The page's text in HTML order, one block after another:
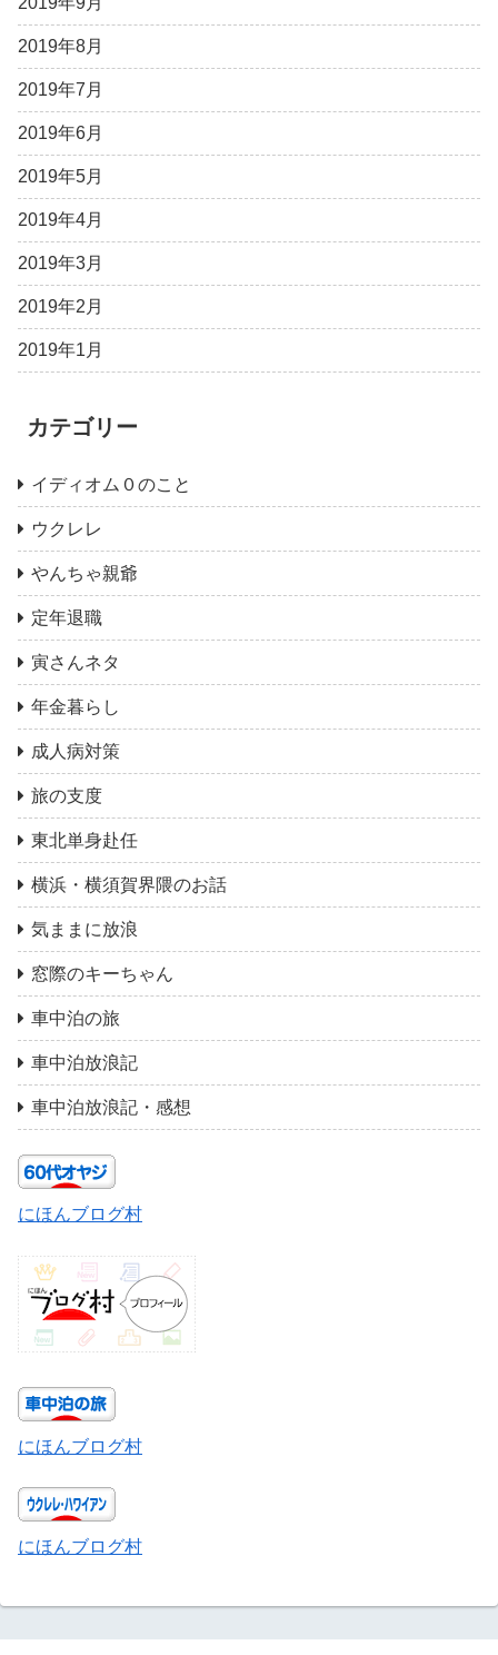
2019年8月
2019年7月
2019年6月
2019年5月
2019年4月
2019年3月
2019年2月
2019年1月
カテゴリー
イディオム０のこと
ウクレレ
やんちゃ親爺
定年退職
寅さんネタ
年金暮らし
成人病対策
旅の支度
東北単身赴任
横浜・横須賀界隈のお話
気ままに放浪
窓際のキーちゃん
車中泊の旅
車中泊放浪記
車中泊放浪記・感想
にほんブログ村
にほんブログ村
にほんブログ村